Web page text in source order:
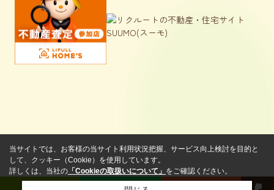
当サイトでは、お客様の当サイト利用状況把握、サービス向上検討を目的と
して、クッキー（Cookie）を使用しています。
詳しくは、当社の 「Cookieの取扱いについて」 をご確認ください。